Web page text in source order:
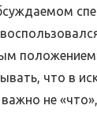
что в
не